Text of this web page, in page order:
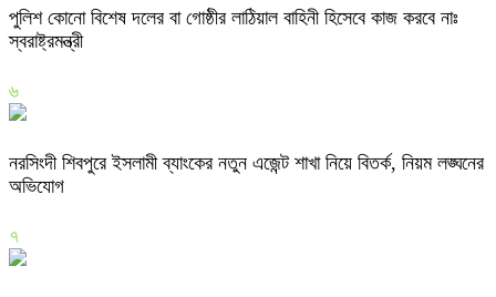
পুলিশ কোনো বিশেষ দলের বা গোষ্ঠীর লাঠিয়াল বাহিনী হিসেবে কাজ করবে নাঃ
স্বরাষ্ট্রমন্ত্রী
৬
নরসিংদী শিবপুরে ইসলামী ব্যাংকের নতুন এজেন্ট শাখা নিয়ে বিতর্ক, নিয়ম লঙ্ঘনের
অভিযোগ
৭